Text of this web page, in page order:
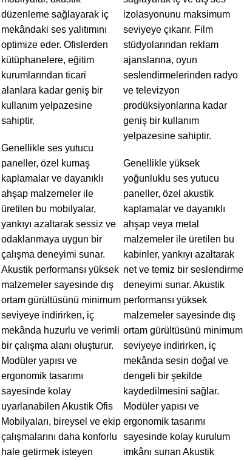
düzenleme sağlayarak iç
mekândaki ses yalıtımını
optimize eder. Ofislerden
kütüphanelere, eğitim
kurumlarından ticari
alanlara kadar geniş bir
kullanım yelpazesine
sahiptir.
Genellikle ses yutucu
paneller, özel kumaş
kaplamalar ve dayanıklı
ahşap malzemeler ile
üretilen bu mobilyalar,
yankıyı azaltarak sessiz ve
odaklanmaya uygun bir
çalışma deneyimi sunar.
Akustik performansı yüksek
malzemeler sayesinde dış
ortam gürültüsünü minimum
seviyeye indirirken, iç
mekânda huzurlu ve verimli
bir çalışma alanı oluşturur.
Modüler yapısı ve
ergonomik tasarımı
sayesinde kolay
uyarlanabilen Akustik Ofis
Mobilyaları, bireysel ve ekip
çalışmalarını daha konforlu
hale getirmek isteyen
izolasyonunu maksimum
seviyeye çıkarır. Film
stüdyolarından reklam
ajanslarına, oyun
seslendirmelerinden radyo
ve televizyon
prodüksiyonlarına kadar
geniş bir kullanım
yelpazesine sahiptir.
Genellikle yüksek
yoğunluklu ses yutucu
paneller, özel akustik
kaplamalar ve dayanıklı
ahşap veya metal
malzemeler ile üretilen bu
kabinler, yankıyı azaltarak
net ve temiz bir seslendirme
deneyimi sunar. Akustik
performansı yüksek
malzemeler sayesinde dış
ortam gürültüsünü minimum
seviyeye indirirken, iç
mekânda sesin doğal ve
dengeli bir şekilde
kaydedilmesini sağlar.
Modüler yapısı ve
ergonomik tasarımı
sayesinde kolay kurulum
imkânı sunan Akustik